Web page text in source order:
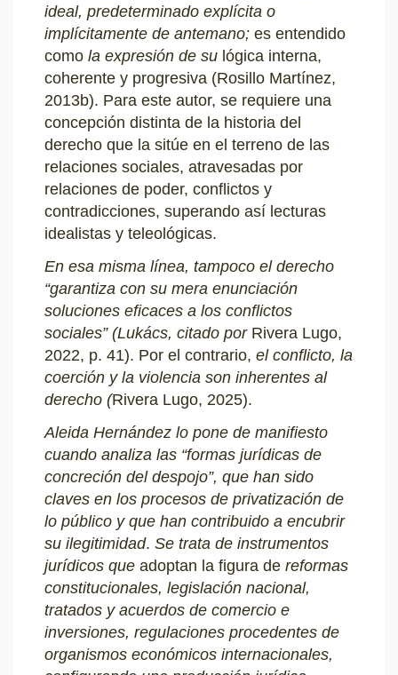
ideal, predeterminado explícita o
implícitamente de antemano; es entendido
como la expresión de su lógica interna,
coherente y progresiva (Rosillo Martínez,
2013b). Para este autor, se requiere una
concepción distinta de la historia del
derecho que la sitúe en el terreno de las
relaciones sociales, atravesadas por
relaciones de poder, conflictos y
contradicciones, superando así lecturas
idealistas y teleológicas.
En esa misma línea, tampoco el derecho
“garantiza con su mera enunciación
soluciones eficaces a los conflictos
sociales” (Lukács, citado por Rivera Lugo,
2022, p. 41). Por el contrario, el conflicto, la
coerción y la violencia son inherentes al
derecho (Rivera Lugo, 2025).
Aleida Hernández lo pone de manifiesto
cuando analiza las “formas jurídicas de
concreción del despojo”, que han sido
claves en los procesos de privatización de
lo público y que han contribuido a encubrir
su ilegitimidad. Se trata de instrumentos
jurídicos que adoptan la figura de reformas
constitucionales, legislación nacional,
tratados y acuerdos de comercio e
inversiones, regulaciones procedentes de
organismos económicos internacionales,